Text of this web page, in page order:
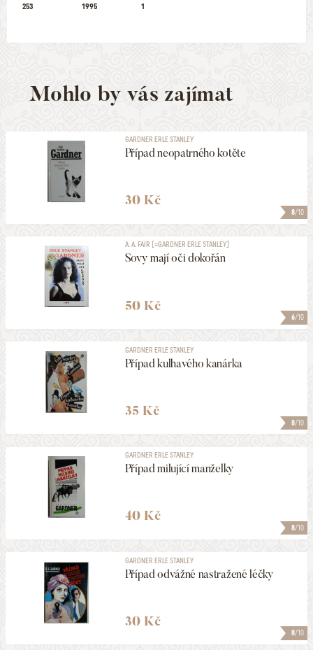
253
1995
1
Mohlo by vás zajímat
8/10
GARDNER ERLE STANLEY
Případ neopatrného kotěte
30 Kč
6/10
A. A. FAIR [=GARDNER ERLE STANLEY]
Sovy mají oči dokořán
50 Kč
8/10
GARDNER ERLE STANLEY
Případ kulhavého kanárka
35 Kč
8/10
GARDNER ERLE STANLEY
Případ milující manželky
40 Kč
8/10
GARDNER ERLE STANLEY
Případ odvážné nastražené léčky
30 Kč